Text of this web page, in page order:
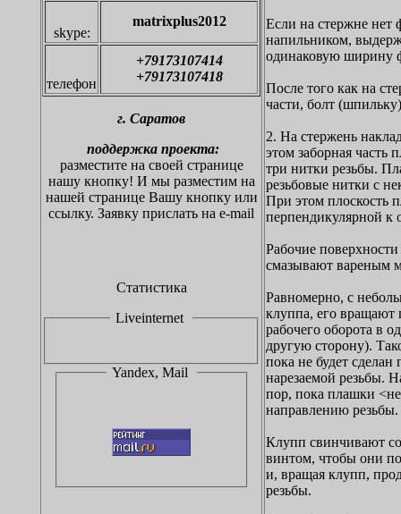
skype:
matrixplus2012
телефон
+79173107414
+79173107418
г. Саратов
поддержка проекта:
разместите на своей странице
нашу кнопку! И мы разместим на
нашей странице Вашу кнопку или
ссылку. Заявку прислать на e-mail
Статистика
Liveinternet
Yandex, Mail
Если на стержне нет
напильником,
одинаковую ширину
После того как на
части, болт
2. На стержень
этом заборная часть
три нитки резьбы.
резьбовые нитки с
При этом плоскость
перпендикулярной к
Рабочие
смазывают вареным
Равномерно, с
клуппа, его вращают
рабочего оборота в
другую сторону).
пока не будет
нарезаемой резьбы.
пор, пока плашки
направлению резьбы.
Клупп свинчивают
винтом, чтобы они
и, вращая клупп,
резьбы.